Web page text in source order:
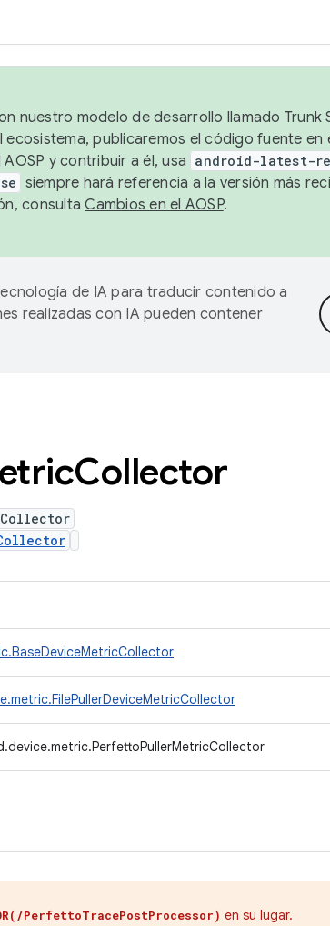
nuestro modelo de desarrollo llamado Trunk
publicaremos el código fuente en
y contribuir a él, usa android-latest-
siempre hará referencia a la versión más
consultaCambios en el AOSP.
de IA para traducir contenido a
realizadas con IA pueden contener
Collector
PerfettoTracePostProcessor) en su lugar.